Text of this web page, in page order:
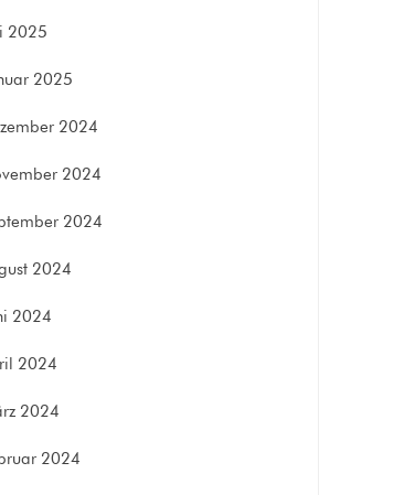
2025
2025
2024
2024
2024
2024
2024
2024
2024
2024